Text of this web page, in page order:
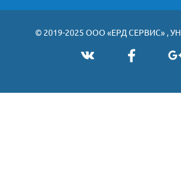
© 2019-2025 ООО «ЕРД СЕРВИС» ,